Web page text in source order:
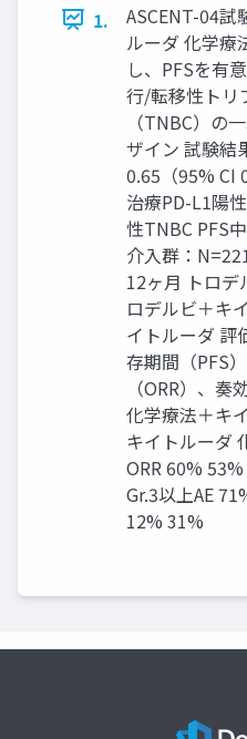
1.
ASCENT-04
ルーダ 化学療
し、PFSを有
行/転移性トリ
（TNBC）の
ザイン 試験結
0.65（95% CI
治療PD-L1陽
性TNBC PFS
介入群：
12ヶ月 トロデ
ロデルビ＋キ
イトルーダ 評
存期間（PFS
（ORR）、
化学療法＋キ
キイトルーダ
ORR 60%
Gr.3以上AE
12% 31%